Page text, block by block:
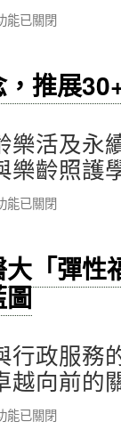
能已關閉
推展
樂活及永
樂齡照
能已關閉
「彈性
圖
行政服務
越向前
能已關閉